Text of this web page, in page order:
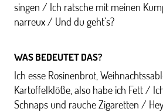
singen / Ich ratsche mit meinen
narreux / Und du geht’s?
WAS BEDEUTET DAS?
Ich esse Rosinenbrot,
Kartoffelklöße, also habe ich Fett /
Schnaps und rauche Zigaretten /